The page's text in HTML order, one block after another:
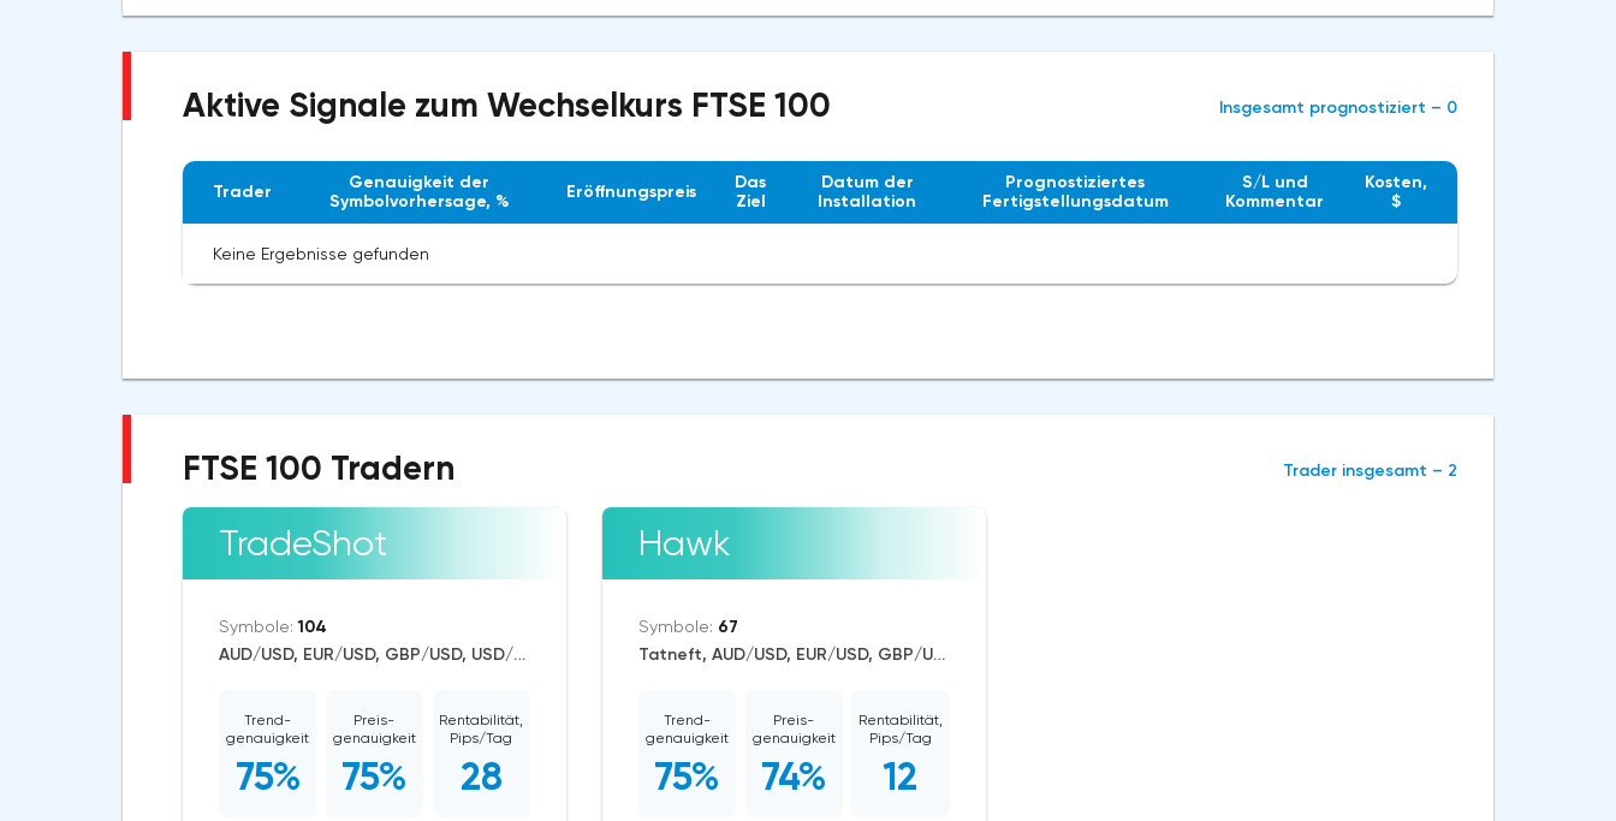
Aktive Signale zum Wechselkurs FTSE 100 Insgesamt prognostiziert – 0
Trader
Genauigkeit der
Symbolvorhersage, %
Eröffnungspreis
Das
Ziel
Datum der
Installation
Prognostiziertes
Fertigstellungsdatum
S/L und
Kommentar
Kosten,
$
Keine Ergebnisse gefunden
FTSE 100 Tradern Trader insgesamt – 2
TradeShot
Symbole: 104
AUD/USD, EUR/USD, GBP/USD, USD/CAD, USD/CHF, USD/JPY, USD/RUB, USD/ZAR, USD/TRY, CAD/CHF, EUR/AUD, EUR/NZD, EUR/GBP, CAD/JPY, USD/SGD, USD/NOK, EUR/CHF, GBP/AUD, GBP/NZD, USD/SEK, AUD/NZD, GBP/CHF, EUR/NOK, NZD/CHF, AUD/CHF, EUR/JPY, CHF/JPY, EUR/CAD, GBP/JPY, NZD/JPY, AUD/JPY, NZD/USD, GBP/CAD, NZD/CAD, AUD/CAD, Dash/USD, Stellar/USD, EthereumClassic/USD, Zcash/USD, Cardano/USD, EOS/USD, BitcoinCash/USD, Litecoin/USD, Tron/USD, NEO/USD, Ethereum/Bitcoin, Ethereum/USD, Monero/USD, Bitcoin/USD, XRP/USD, US Dollar Index, DAX, Nikkei 225, Dow Jones, NASDAQ 100, S&P 500, RUSSELL 2000, China A50, FTSE 100, Hang Seng, WTI Crude Oil, Natural Gas, Palladium, Silver, Gold, Copper, Platinum, Alphabet, Alibaba, Visa, MasterCard, Nike, Uber Technologies, Apple, Microsoft, McDonald's, Netflix, Procter & Gamble, Coca-Cola, nVidia, Pfizer, Meta Platforms, Twitter, Bank of America, Intel, Amazon, Oracle, Tesla Motors, Spotify, Boeing, Corn, Wheat, Soybean, Dogecoin, Binance Coin, Polkadot, Uniswap, Chainlink, Axie Infinity, USD/CNY, USD/INR, Solana, Aave, Avalanche
Trend-
genauigkeit
75%
Preis-
genauigkeit
75%
Rentabilität,
Pips/Tag
28
Hawk
Symbole: 67
Tatneft, AUD/USD, EUR/USD, GBP/USD, USD/CAD, USD/CHF, USD/JPY, CAD/CHF, EUR/AUD, EUR/NZD, EUR/GBP, USD/CNH, CAD/JPY, USD/SGD, EUR/CHF, GBP/AUD, GBP/NZD, AUD/NZD, GBP/CHF, NZD/CHF, AUD/CHF, EUR/JPY, CHF/JPY, EUR/CAD, GBP/JPY, NZD/JPY, AUD/JPY, NZD/USD, GBP/CAD, NZD/CAD, AUD/CAD, Dash/USD, BitcoinCash/USD, Litecoin/USD, Ethereum/USD, Bitcoin/USD, XRP/USD, US Dollar Index, DAX, Nikkei 225, Dow Jones, NASDAQ 100, S&P 500, RUSSELL 2000, FTSE 100, Brent Crude Oil, WTI Crude Oil, Silver, Gold, Alphabet, Alibaba, Apple, Microsoft, Netflix, Coca-Cola, Meta Platforms, Walt Disney, Amazon, Tesla Motors, Boeing, Dogecoin, Polkadot, Uniswap, Chainlink, ASX 200, CBOE Volatility Index VIX, Solana
Trend-
genauigkeit
75%
Preis-
genauigkeit
74%
Rentabilität,
Pips/Tag
12